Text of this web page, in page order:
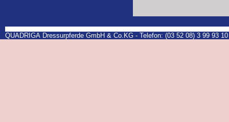
QUADRIGA Dressurpferde GmbH & Co.KG - Telefon: (03 52 08) 3 99 93 10